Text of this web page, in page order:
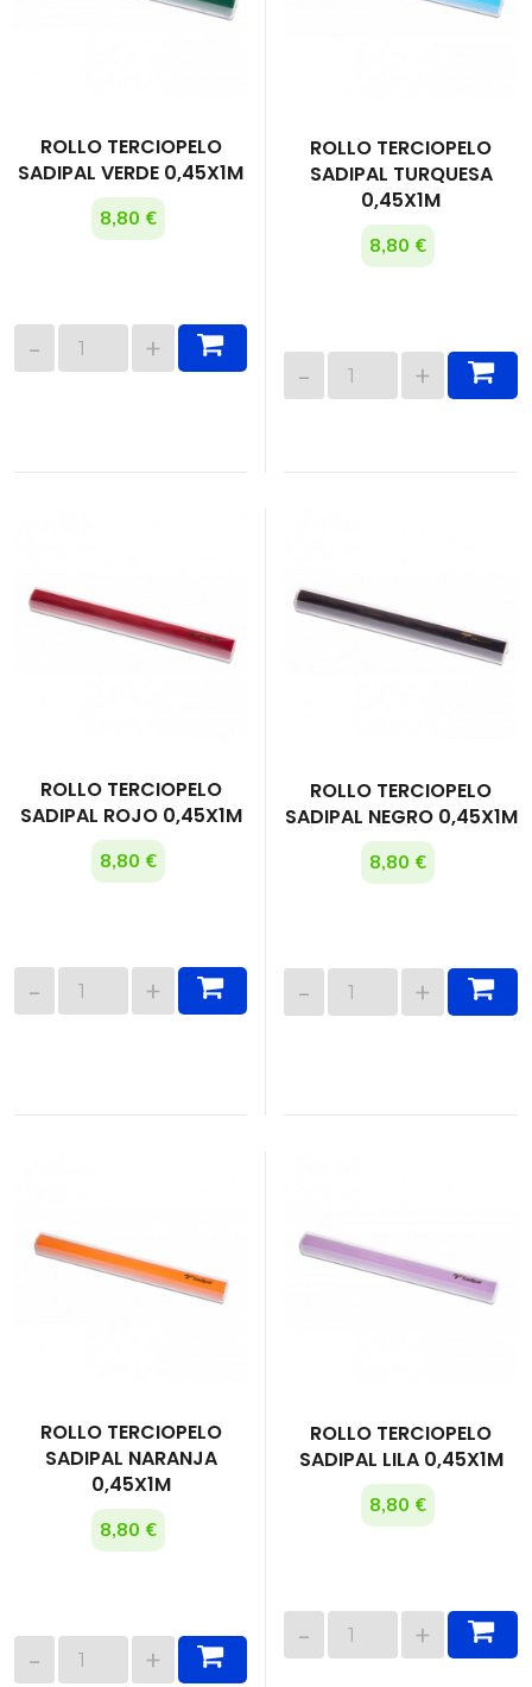
ROLLO TERCIOPELO
SADIPAL VERDE 0,45X1M
8,80 €
ROLLO TERCIOPELO
SADIPAL TURQUESA
0,45X1M
8,80 €
ROLLO TERCIOPELO
SADIPAL ROJO 0,45X1M
8,80 €
ROLLO TERCIOPELO
SADIPAL NEGRO 0,45X1M
8,80 €
ROLLO TERCIOPELO
SADIPAL NARANJA
0,45X1M
8,80 €
ROLLO TERCIOPELO
SADIPAL LILA 0,45X1M
8,80 €